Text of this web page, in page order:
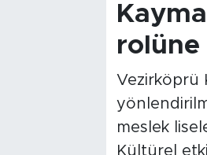
Vezirköprü
meslek
Kültürel